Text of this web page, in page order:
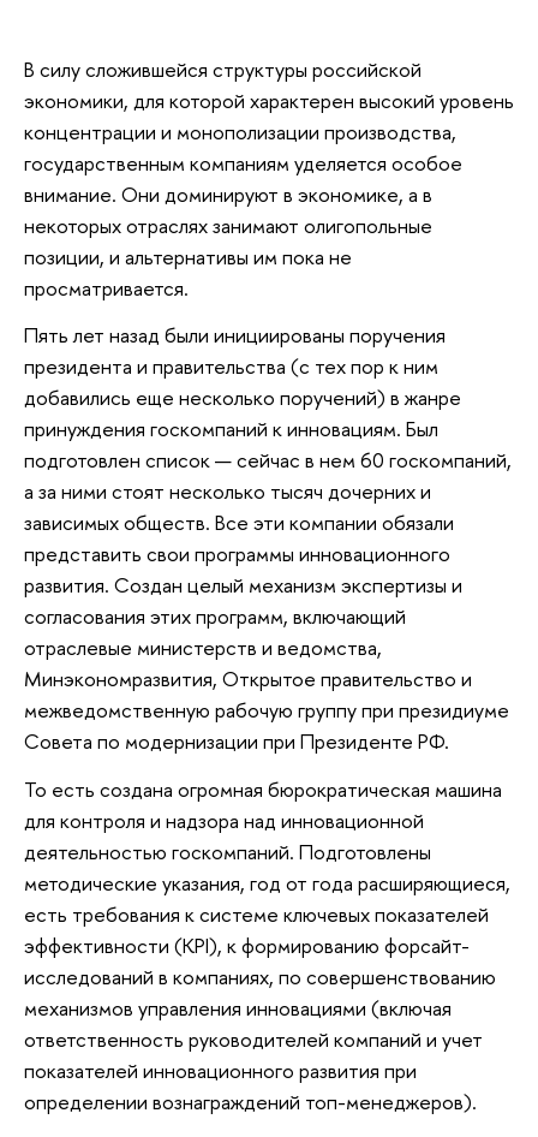
В силу сложившейся структуры российской
экономики, для которой характерен высокий уровень
концентрации и монополизации производства,
государственным компаниям уделяется особое
внимание. Они доминируют в экономике, а в
некоторых отраслях занимают олигопольные
позиции, и альтернативы им пока не
просматривается.
Пять лет назад были инициированы поручения
президента и правительства (с тех пор к ним
добавились еще несколько поручений) в жанре
принуждения госкомпаний к инновациям. Был
подготовлен список — сейчас в нем 60 госкомпаний,
а за ними стоят несколько тысяч дочерних и
зависимых обществ. Все эти компании обязали
представить свои программы инновационного
развития. Создан целый механизм экспертизы и
согласования этих программ, включающий
отраслевые министерств и ведомства,
Минэкономразвития, Открытое правительство и
межведомственную рабочую группу при президиуме
Совета по модернизации при Президенте РФ.
То есть создана огромная бюрократическая машина
для контроля и надзора над инновационной
деятельностью госкомпаний. Подготовлены
методические указания, год от года расширяющиеся,
есть требования к системе ключевых показателей
эффективности (KPI), к формированию форсайт-
исследований в компаниях, по совершенствованию
механизмов управления инновациями (включая
ответственность руководителей компаний и учет
показателей инновационного развития при
определении вознаграждений топ-менеджеров).